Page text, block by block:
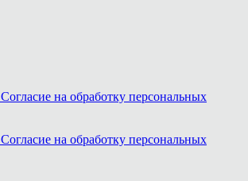
Согласие на обработку персональных
Согласие на обработку персональных